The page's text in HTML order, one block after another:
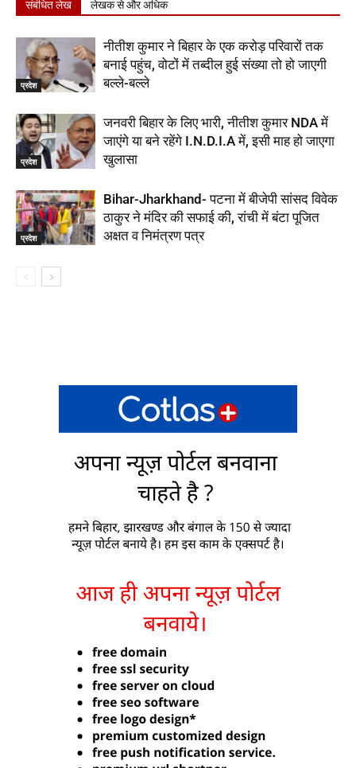
संबंधित लेख लेखक से और अधिक
प्रदेश
नीतीश कुमार ने बिहार के एक करोड़ परिवारों तक
बनाई पहुंच, वोटों में तब्दील हुई संख्या तो हो जाएगी
बल्ले-बल्ले
प्रदेश
जनवरी बिहार के लिए भारी, नीतीश कुमार NDA में
जाएंगे या बने रहेंगे I.N.D.I.A में, इसी माह हो जाएगा
खुलासा
प्रदेश
Bihar-Jharkhand- पटना में बीजेपी सांसद विवेक
ठाकुर ने मंदिर की सफाई की, रांची में बंटा पूजित
अक्षत व निमंत्रण पत्र